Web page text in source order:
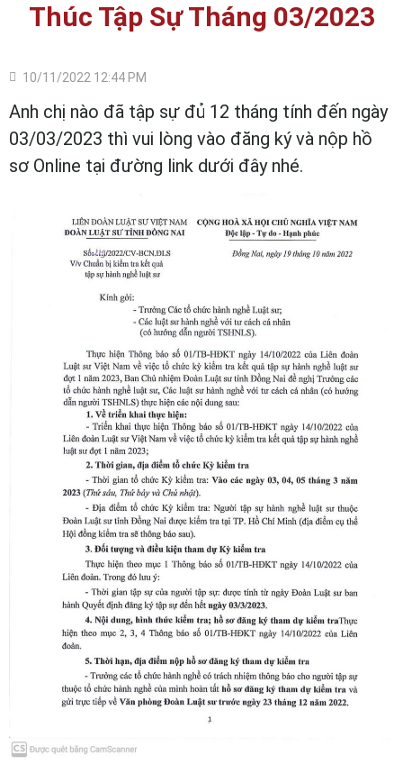
Thúc Tập Sự Tháng 03/2023
10/11/2022 12:44 PM
Anh chị nào đã tập sự đủ 12 tháng tính đến ngày
03/03/2023 thì vui lòng vào đăng ký và nộp hồ
sơ Online tại đường link dưới đây nhé.